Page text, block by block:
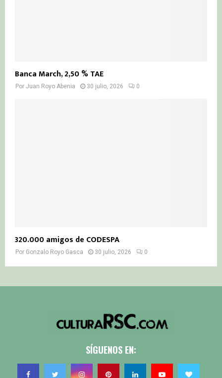
Banca March, 2,50 % TAE
Por Juan Royo Abenia 30 julio, 2026 0
320.000 amigos de CODESPA
Por Gonzalo Royo Gasca 30 julio, 2026 0
SÍGUENOS EN: